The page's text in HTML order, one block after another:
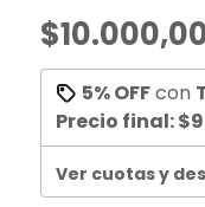
5% OFFcon
Precio final:
Ver cuotas y